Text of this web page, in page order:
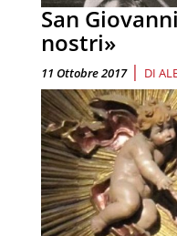
San
nostri»
11 Ottobre 2017 | DI